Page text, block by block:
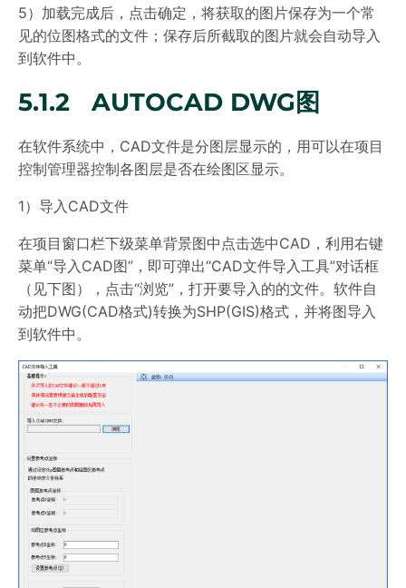
5）加载完成后，点击确定，将获取的图片保存为一个常
见的位图格式的文件；保存后所截取的图片就会自动导入
到软件中。
5.1.2 AUTOCAD DWG图
在软件系统中，CAD文件是分图层显示的，用可以在项目
控制管理器控制各图层是否在绘图区显示。
1）导入CAD文件
在项目窗口栏下级菜单背景图中点击选中CAD，利用右键
菜单“导入CAD图”，即可弹出“CAD文件导入工具”对话框
（见下图），点击“浏览”，打开要导入的的文件。软件自
动把DWG(CAD格式)转换为SHP(GIS)格式，并将图导入
到软件中。